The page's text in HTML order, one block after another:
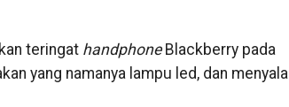
teringat handphoneBlackberry pada
yang namanya lampu led, dan menyala